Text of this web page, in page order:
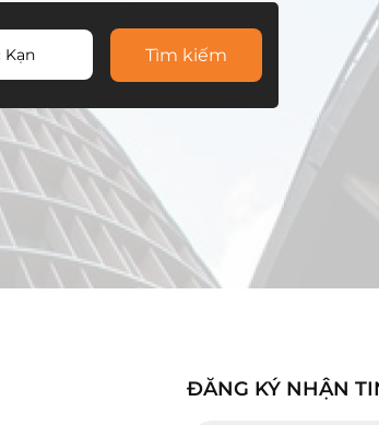
Kạn Tìm kiếm
ĐĂNG KÝ NHẬN